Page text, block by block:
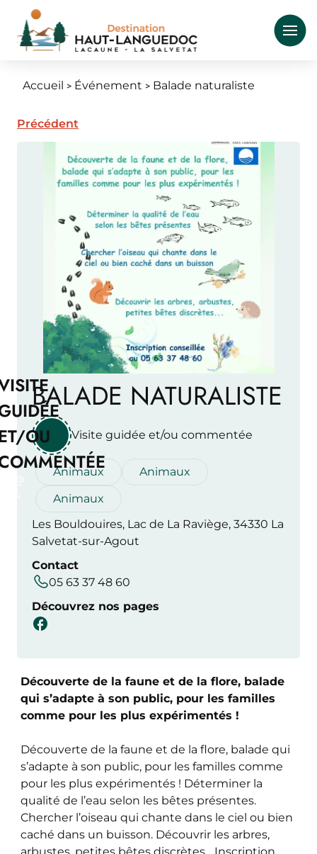
contenu
Accueil Événement Balade naturaliste
Précédent
BALADE NATURALISTE
OU
Visite guidée et/ou commentée
Animaux
Animaux
Animaux
Les Bouldouires, Lac de La Raviège, 34330 La
Salvetat-sur-Agout
Contact
05 63 37 48 60
Découvrez nos pages
Découverte de la faune et de la flore, balade
qui s’adapte à son public, pour les familles
comme pour les plus expérimentés !
Découverte de la faune et de la flore, balade qui
s’adapte à son public, pour les familles comme
pour les plus expérimentés ! Déterminer la
qualité de l’eau selon les bêtes présentes.
Chercher l’oiseau qui chante dans le ciel ou bien
caché dans un buisson. Découvrir les arbres,